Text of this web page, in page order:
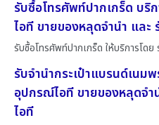
รับซื้อโทรศัพท์ปากเกร็ด บริ
ไอที ขายของหลุดจำนำ แล
รับซื้อโทรศัพท์ปากเกร็ด ให้บริการโด
รับจำนำกระเป๋าแบรนด์เนม
อุปกรณ์ไอที ขายของหลุดจ
ไอที